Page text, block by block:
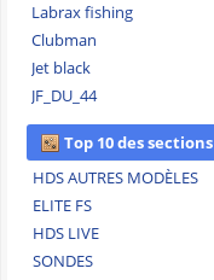
Labrax fishing
Clubman
Jet black
JF_DU_44
Top 10 des sections
HDS AUTRES MODÈLES
ELITE FS
HDS LIVE
SONDES